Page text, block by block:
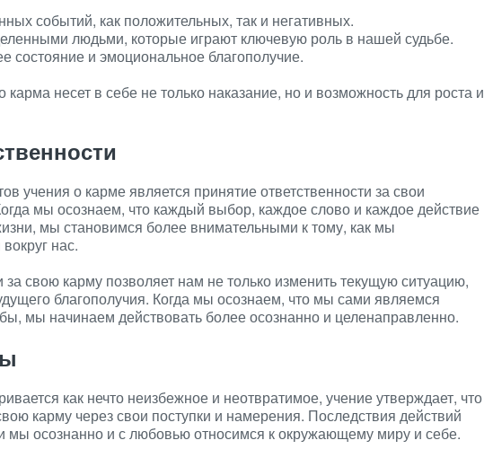
событий, как положительных, так и негативных.
людьми, которые играют ключевую роль в нашей судьбе.
состояние и эмоциональное благополучие.
несет в себе не только наказание, но и возможность для роста и
учения о карме является принятие ответственности за свои
мы осознаем, что каждый выбор, каждое слово и каждое действие
мы становимся более внимательными к тому, как мы
нас.
за свою карму позволяет нам не только изменить текущую ситуацию,
благополучия. Когда мы осознаем, что мы сами являемся
мы начинаем действовать более осознанно и целенаправленно.
как нечто неизбежное и неотвратимое, учение утверждает, что
карму через свои поступки и намерения. Последствия действий
мы осознанно и с любовью относимся к окружающему миру и себе.